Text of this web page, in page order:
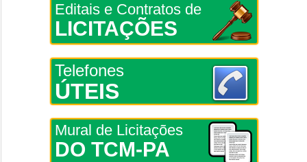
Editais e Contratos de
LICITAÇÕES
Telefones
ÚTEIS
Mural de Licitações
DO TCM-PA